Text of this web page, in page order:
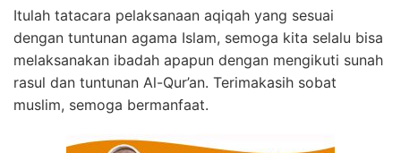
Itulah tatacara pelaksanaan aqiqah yang sesuai
dengan tuntunan agama Islam, semoga kita selalu bisa
melaksanakan ibadah apapun dengan mengikuti sunah
rasul dan tuntunan Al-Qur’an. Terimakasih sobat
muslim, semoga bermanfaat.